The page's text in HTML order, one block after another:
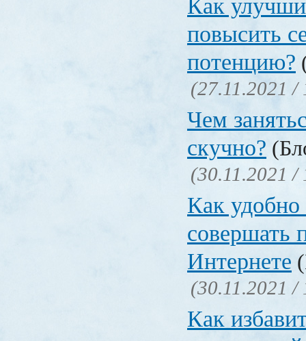
Как
повысить
потенцию?
(27.11.2021 /
Чем
скучно?
(30.11.2021 /
Как удобно
совершать
Интернете
(30.11.2021 /
Как